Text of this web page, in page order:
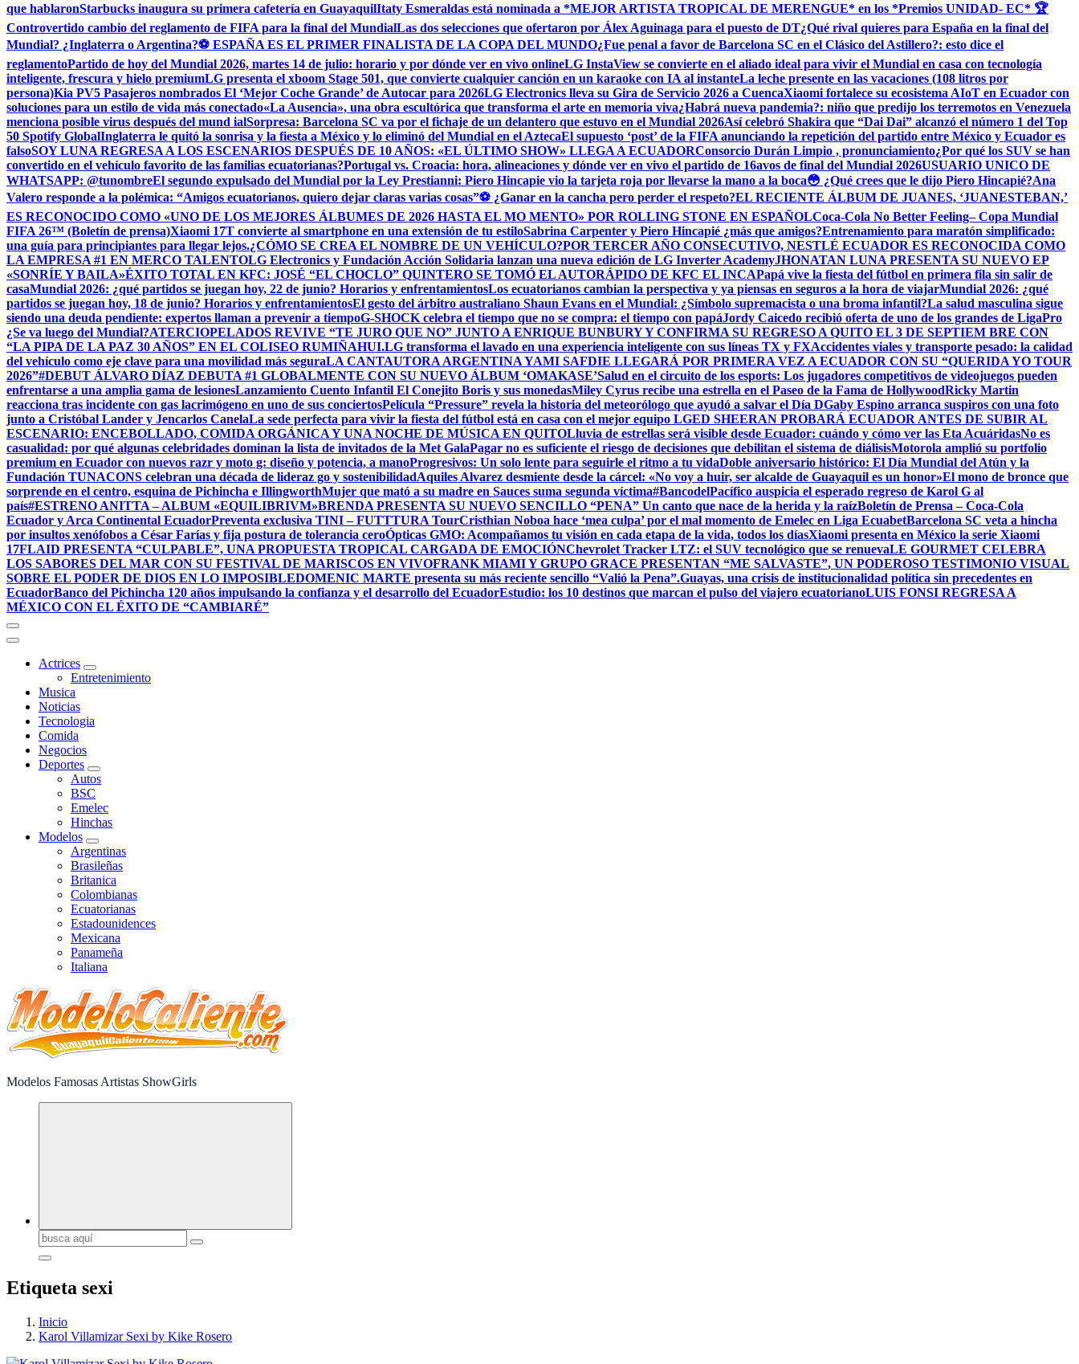
que hablaronStarbucks inaugura su primera cafetería en GuayaquilItaty Esmeraldas está nominada a *MEJOR ARTISTA TROPICAL DE MERENGUE* en los *Premios UNIDAD- EC* 🏆
Controvertido cambio del reglamento de FIFA para la final del MundialLas dos selecciones que ofertaron por Álex Aguinaga para el puesto de DT¿Qué rival quieres para España en la final del
Mundial? ¿Inglaterra o Argentina?⚽ ESPAÑA ES EL PRIMER FINALISTA DE LA COPA DEL MUNDO¿Fue penal a favor de Barcelona SC en el Clásico del Astillero?: esto dice el
reglamentoPartido de hoy del Mundial 2026, martes 14 de julio: horario y por dónde ver en vivo onlineLG InstaView se convierte en el aliado ideal para vivir el Mundial en casa con tecnología
inteligente, frescura y hielo premiumLG presenta el xboom Stage 501, que convierte cualquier canción en un karaoke con IA al instanteLa leche presente en las vacaciones (108 litros por
persona)Kia PV5 Pasajeros nombrados El ‘Mejor Coche Grande’ de Autocar para 2026LG Electronics lleva su Gira de Servicio 2026 a CuencaXiaomi fortalece su ecosistema AIoT en Ecuador con
soluciones para un estilo de vida más conectado«La Ausencia», una obra escultórica que transforma el arte en memoria viva¿Habrá nueva pandemia?: niño que predijo los terremotos en Venezuela
menciona posible virus después del mund ialSorpresa: Barcelona SC va por el fichaje de un delantero que estuvo en el Mundial 2026Así celebró Shakira que “Dai Dai” alcanzó el número 1 del Top
50 Spotify GlobalInglaterra le quitó la sonrisa y la fiesta a México y lo eliminó del Mundial en el AztecaEl supuesto ‘post’ de la FIFA anunciando la repetición del partido entre México y Ecuador es
falsoSOY LUNA REGRESA A LOS ESCENARIOS DESPUÉS DE 10 AÑOS: «EL ÚLTIMO SHOW» LLEGA A ECUADORConsorcio Durán Limpio , pronunciamiento¿Por qué los SUV se han
convertido en el vehículo favorito de las familias ecuatorianas?Portugal vs. Croacia: hora, alineaciones y dónde ver en vivo el partido de 16avos de final del Mundial 2026USUARIO UNICO DE
WHATSAPP: @tunombreEl segundo expulsado del Mundial por la Ley Prestianni: Piero Hincapie vio la tarjeta roja por llevarse la mano a la boca😳 ¿Qué crees que le dijo Piero Hincapié?Ana
Valero responde a la polémica: “Amigos ecuatorianos, quiero dejar claras varias cosas”⚽ ¿Ganar en la cancha pero perder el respeto?EL RECIENTE ÁLBUM DE JUANES, ‘JUANESTEBAN,’
ES RECONOCIDO COMO «UNO DE LOS MEJORES ÁLBUMES DE 2026 HASTA EL MO MENTO» POR ROLLING STONE EN ESPAÑOLCoca-Cola No Better Feeling– Copa Mundial
FIFA 26™ (Boletín de prensa)Xiaomi 17T convierte al smartphone en una extensión de tu estiloSabrina Carpenter y Piero Hincapié ¿más que amigos?Entrenamiento para maratón simplificado:
una guía para principiantes para llegar lejos.¿CÓMO SE CREA EL NOMBRE DE UN VEHÍCULO?POR TERCER AÑO CONSECUTIVO, NESTLÉ ECUADOR ES RECONOCIDA COMO
LA EMPRESA #1 EN MERCO TALENTOLG Electronics y Fundación Acción Solidaria lanzan una nueva edición de LG Inverter AcademyJHONATAN LUNA PRESENTA SU NUEVO EP
«SONRÍE Y BAILA»ÉXITO TOTAL EN KFC: JOSÉ “EL CHOCLO” QUINTERO SE TOMÓ EL AUTORÁPIDO DE KFC EL INCAPapá vive la fiesta del fútbol en primera fila sin salir de
casaMundial 2026: ¿qué partidos se juegan hoy, 22 de junio? Horarios y enfrentamientosLos ecuatorianos cambian la perspectiva y ya piensas en seguros a la hora de viajarMundial 2026: ¿qué
partidos se juegan hoy, 18 de junio? Horarios y enfrentamientosEl gesto del árbitro australiano Shaun Evans en el Mundial: ¿Símbolo supremacista o una broma infantil?La salud masculina sigue
siendo una deuda pendiente: expertos llaman a prevenir a tiempoG-SHOCK celebra el tiempo que no se compra: el tiempo con papáJordy Caicedo recibió oferta de uno de los grandes de LigaPro
¿Se va luego del Mundial?ATERCIOPELADOS REVIVE “TE JURO QUE NO” JUNTO A ENRIQUE BUNBURY Y CONFIRMA SU REGRESO A QUITO EL 3 DE SEPTIEM BRE CON
“LA PIPA DE LA PAZ 30 AÑOS” EN EL COLISEO RUMIÑAHUI.LG transforma el lavado en una experiencia inteligente con sus líneas TX y FXAccidentes viales y transporte pesado: la calidad
del vehículo como eje clave para una movilidad más seguraLA CANTAUTORA ARGENTINA YAMI SAFDIE LLEGARÁ POR PRIMERA VEZ A ECUADOR CON SU “QUERIDA YO TOUR
2026”#DEBUT ÁLVARO DÍAZ DEBUTA #1 GLOBALMENTE CON SU NUEVO ÁLBUM ‘OMAKASE’Salud en el circuito de los esports: Los jugadores competitivos de videojuegos pueden
enfrentarse a una amplia gama de lesionesLanzamiento Cuento Infantil El Conejito Boris y sus monedasMiley Cyrus recibe una estrella en el Paseo de la Fama de HollywoodRicky Martin
reacciona tras incidente con gas lacrimógeno en uno de sus conciertosPelícula “Pressure” revela la historia del meteorólogo que ayudó a salvar el Día DGaby Espino arranca suspiros con una foto
junto a Cristóbal Lander y Jencarlos CanelaLa sede perfecta para vivir la fiesta del fútbol está en casa con el mejor equipo LGED SHEERAN PROBARÁ ECUADOR ANTES DE SUBIR AL
ESCENARIO: ENCEBOLLADO, COMIDA ORGÁNICA Y UNA NOCHE DE MÚSICA EN QUITOLluvia de estrellas será visible desde Ecuador: cuándo y cómo ver las Eta AcuáridasNo es
casualidad: por qué algunas celebridades dominan la lista de invitados de la Met GalaPagar no es suficiente el riesgo de decisiones que debilitan el sistema de diálisisMotorola amplió su portfolio
premium en Ecuador con nuevos razr y moto g: diseño y potencia, a manoProgresivos: Un solo lente para seguirle el ritmo a tu vidaDoble aniversario histórico: El Día Mundial del Atún y la
Fundación TUNACONS celebran una década de lideraz go y sostenibilidadAquiles Alvarez desmiente desde la cárcel: «No voy a huir, ser alcalde de Guayaquil es un honor»El mono de bronce que
sorprende en el centro, esquina de Pichincha e IllingworthMujer que mató a su madre en Sauces suma segunda víctima#BancodelPacífico auspicia el esperado regreso de Karol G al
país#ESTRENO ANITTA – ALBUM «EQUILIBRIVM»BRENDA PRESENTA SU NUEVO SENCILLO “PENA” Un canto que nace de la herida y la raízBoletín de Prensa – Coca-Cola
Ecuador y Arca Continental EcuadorPreventa exclusiva TINI – FUTTTURA TourCristhian Noboa hace ‘mea culpa’ por el mal momento de Emelec en Liga EcuabetBarcelona SC veta a hincha
por insultos xenófobos a César Farías y fija postura de tolerancia ceroÓpticas GMO: Acompañamos tu visión en cada etapa de la vida, todos los díasXiaomi presenta en México la serie Xiaomi
17FLAID PRESENTA “CULPABLE”, UNA PROPUESTA TROPICAL CARGADA DE EMOCIÓNChevrolet Tracker LTZ: el SUV tecnológico que se renuevaLE GOURMET CELEBRA
LOS SABORES DEL MAR CON SU FESTIVAL DE MARISCOS EN VIVOFRANK MIAMI Y GRUPO GRACE PRESENTAN “ME SALVASTE”, UN PODEROSO TESTIMONIO VISUAL
SOBRE EL PODER DE DIOS EN LO IMPOSIBLEDOMENIC MARTE presenta su más reciente sencillo “Valió la Pena”.Guayas, una crisis de institucionalidad política sin precedentes en
EcuadorBanco del Pichincha 120 años impulsando la confianza y el desarrollo del EcuadorEstudio: los 10 destinos que marcan el pulso del viajero ecuatorianoLUIS FONSI REGRESA A
MÉXICO CON EL ÉXITO DE “CAMBIARÉ”
Actrices
Entretenimiento
Musica
Noticias
Tecnologia
Comida
Negocios
Deportes
Autos
BSC
Emelec
Hinchas
Modelos
Argentinas
Brasileñas
Britanica
Colombianas
Ecuatorianas
Estadounidences
Mexicana
Panameña
Italiana
Modelos Famosas Artistas ShowGirls
Buscar:
Etiqueta sexi
Inicio
Karol Villamizar Sexi by Kike Rosero